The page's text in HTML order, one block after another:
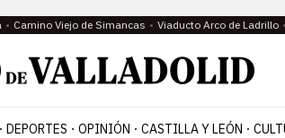
Camino Viejo de Simancas Viaducto Arco de Ladrillo
DEPORTES OPINIÓN CASTILLA Y LEÓN